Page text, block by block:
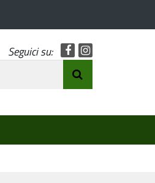
Seguici su: Facebook